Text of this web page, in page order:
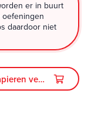
er in buurt
daardoor niet
versie